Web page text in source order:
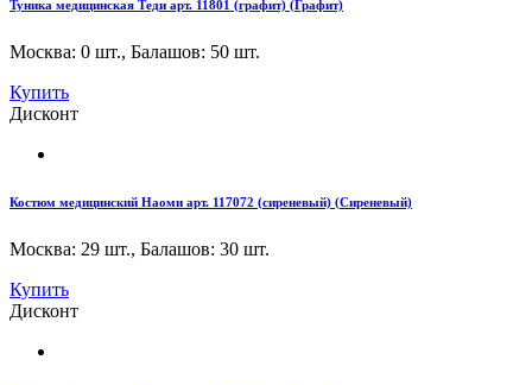
Туника медицинская Теди арт. 11801 (графит) (Графит)
Москва: 0 шт., Балашов: 50 шт.
Купить
Дисконт
Костюм медицинский Наоми арт. 117072 (сиреневый) (Сиреневый)
Москва: 29 шт., Балашов: 30 шт.
Купить
Дисконт